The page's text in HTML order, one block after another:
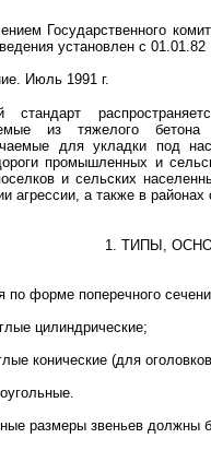
Государственного
установлен с 01.01.82
Июль 1991 г.
стандарт
из тяжелого
для укладки под
промышленных и
и сельских
агрессии, а также в
1. ТИПЫ,
по форме поперечного
цилиндрические;
конические (для
размеры звеньев должны